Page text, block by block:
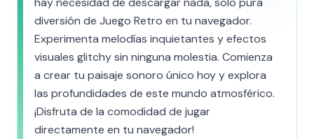
diversión de Juego Retro en tu navegador.
Experimenta melodías inquietantes y efectos
visuales glitchy sin ninguna molestia. Comienza
a crear tu paisaje sonoro único hoy y explora
las profundidades de este mundo atmosférico.
¡Disfruta de la comodidad de jugar
directamente en tu navegador!